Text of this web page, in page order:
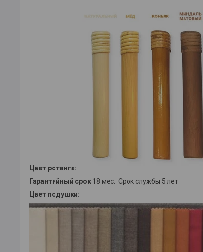
Цвет ротанга:
Гарантийный срок 18 мес. Срок службы 5 лет
Цвет подушки: